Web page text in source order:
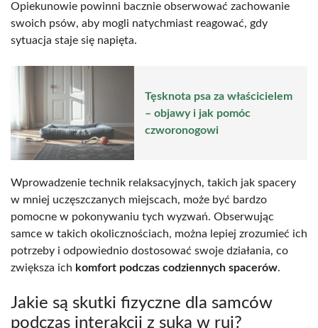
Opiekunowie powinni bacznie obserwować zachowanie
swoich psów, aby mogli natychmiast reagować, gdy
sytuacja staje się napięta.
Tęsknota psa za właścicielem
– objawy i jak pomóc
czworonogowi
Wprowadzenie technik relaksacyjnych, takich jak spacery
w mniej uczęszczanych miejscach, może być bardzo
pomocne w pokonywaniu tych wyzwań. Obserwując
samce w takich okolicznościach, można lepiej zrozumieć ich
potrzeby i odpowiednio dostosować swoje działania, co
zwiększa ich komfort podczas codziennych spacerów.
Jakie są skutki fizyczne dla samców
podczas interakcji z suką w rui?